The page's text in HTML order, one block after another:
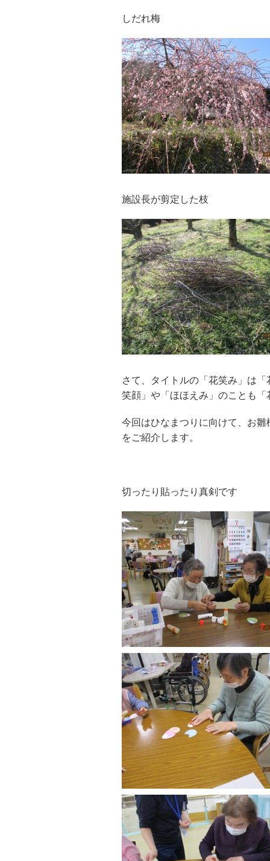
しだれ梅
施設長が剪定した枝
さて、タイトルの「花笑み」は
笑顔」や「ほほえみ」のことも「
今回はひなまつりに向けて、お
をご紹介します。
切ったり貼ったり真剣です